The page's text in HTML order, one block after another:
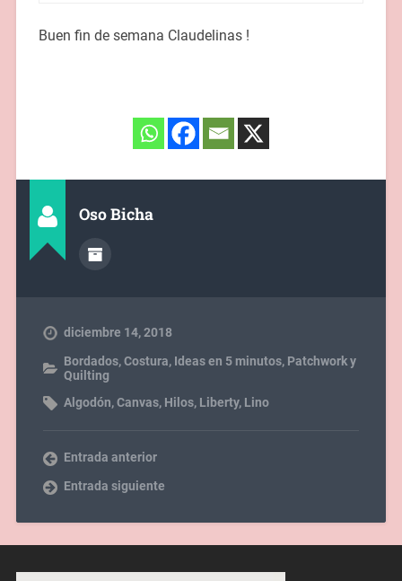
Buen fin de semana Claudelinas !
Oso Bicha
diciembre 14, 2018
Bordados,Costura, Ideas en 5 minutos, Patchwork y
Quilting
Algodón,Canvas, Hilos, Liberty, Lino
Entrada anterior
Entrada siguiente